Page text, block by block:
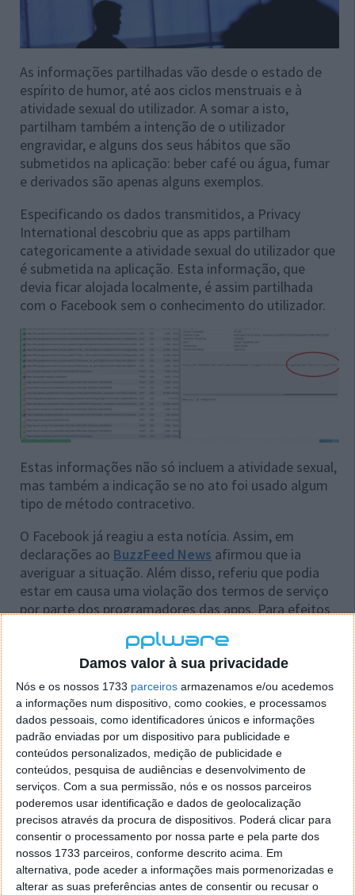
Damos valor à sua privacidade
Nós e os nossos 1733 parceiros armazenamos e/ou acedemos
a informações num dispositivo, como cookies, e processamos
dados pessoais, como identificadores únicos e informações
padrão enviadas por um dispositivo para publicidade e
conteúdos personalizados, medição de publicidade e
conteúdos, pesquisa de audiências e desenvolvimento de
serviços. Com a sua permissão, nós e os nossos parceiros
poderemos usar identificação e dados de geolocalização
precisos através da procura de dispositivos. Poderá clicar para
consentir o processamento por nossa parte e pela parte dos
nossos 1733 parceiros, conforme descrito acima. Em
alternativa, pode aceder a informações mais pormenorizadas e
alterar as suas preferências antes de consentir ou recusar o
As informações partilhadas vão desde o estado de
espírito de humor, até aos ciclos menstruais e à
atividade sexual do utilizador. A somar a isto,
partilham também a intenção de o utilizador
engravidar, e alguns dos seus hábitos que são
submetidos na aplicação: beber café ou água, fumar
e derivados são apenas alguns exemplos.
Especificando os dados transmitidos, a Privacy
International descobriu que as apps partilham
categoricamente a atividade sexual do utilizador que
é submetida na aplicação. Esta informação, que
devia ficar alojada localmente, é assim partilhada
com o Facebook sem o conhecimento do utilizador.
Estas informações não só incluem a atividade sexual,
mas também a indicação se no ato foi usado algum
tipo de método contracetivo.
O Facebook já reagiu a esta notícia. Assim, em
declarações ao BuzzFeed News afirmou que ia
averiguar a situação. Além disso, referiu que podia
estar em causa uma violação dos termos de serviço
por parte dos programadores das apps. Para efeitos
de publicidade não podem ser transmitidas
informações sensíveis e dispensáveis para o normal
funcionamento do serviço.
Estes problemas de segurança e privacidade
não são novos...